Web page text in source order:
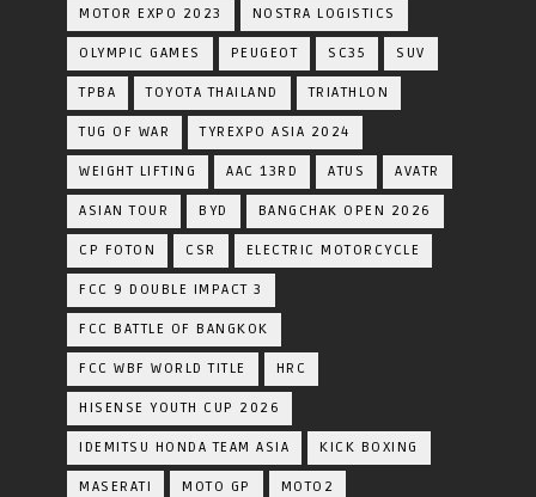
MOTOR EXPO 2023 NOSTRA LOGISTICS
OLYMPIC GAMES PEUGEOT SC35 SUV
TPBA TOYOTA​ THAILAND​ TRIATHLON
TUG OF WAR TYREXPO ASIA 2024
WEIGHT LIFTING AAC 13RD ATUS AVATR
ASIAN TOUR BYD BANGCHAK OPEN 2026
CP FOTON CSR ELECTRIC MOTORCYCLE
FCC 9 DOUBLE IMPACT 3
FCC BATTLE OF BANGKOK
FCC WBF WORLD TITLE HRC
HISENSE YOUTH CUP 2026
IDEMITSU HONDA TEAM ASIA KICK BOXING
MASERATI MOTO GP MOTO2